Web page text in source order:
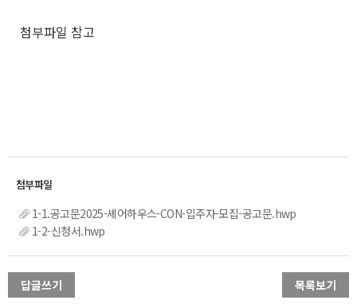
첨부파일 참고
1-1.공고문2025-셰어하우스-CON-입주자-모집-공고문.hwp
1-2-신청서.hwp
답글쓰기 목록보기